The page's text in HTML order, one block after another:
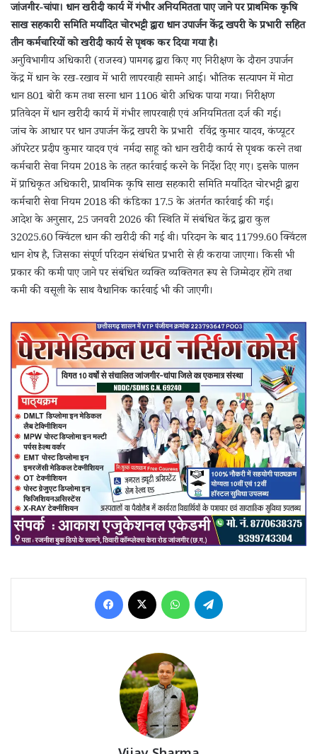
जांजगीर-चांपा। धान खरीदी कार्य में गंभीर अनियमितता पाए जाने पर प्राथमिक कृषि
साख सहकारी समिति मर्यादित चोरभट्टी द्वारा धान उपार्जन केंद्र खपरी के प्रभारी सहित
तीन कर्मचारियों को खरीदी कार्य से पृथक कर दिया गया है।
अनुविभागीय अधिकारी (राजस्व) पामगढ़ द्वारा किए गए निरीक्षण के दौरान उपार्जन
केंद्र में धान के रख-रखाव में भारी लापरवाही सामने आई। भौतिक सत्यापन में मोटा
धान 801 बोरी कम तथा सरना धान 1106 बोरी अधिक पाया गया। निरीक्षण
प्रतिवेदन में धान खरीदी कार्य में गंभीर लापरवाही एवं अनियमितता दर्ज की गई।
जांच के आधार पर धान उपार्जन केंद्र खपरी के प्रभारी रविंद्र कुमार यादव, कंप्यूटर
ऑपरेटर प्रदीप कुमार यादव एवं नर्मदा साहू को धान खरीदी कार्य से पृथक करने तथा
कर्मचारी सेवा नियम 2018 के तहत कार्रवाई करने के निर्देश दिए गए। इसके पालन
में प्राधिकृत अधिकारी, प्राथमिक कृषि साख सहकारी समिति मर्यादित चोरभट्टी द्वारा
कर्मचारी सेवा नियम 2018 की कंडिका 17.5 के अंतर्गत कार्रवाई की गई।
आदेश के अनुसार, 25 जनवरी 2026 की स्थिति में संबंधित केंद्र द्वारा कुल
32025.60 क्विंटल धान की खरीदी की गई थी। परिदान के बाद 11799.60 क्विंटल
धान शेष है, जिसका संपूर्ण परिदान संबंधित प्रभारी से ही कराया जाएगा। किसी भी
प्रकार की कमी पाए जाने पर संबंधित व्यक्ति व्यक्तिगत रूप से जिम्मेदार होंगे तथा
कमी की वसूली के साथ वैधानिक कार्रवाई भी की जाएगी।
Facebook WhatsApp